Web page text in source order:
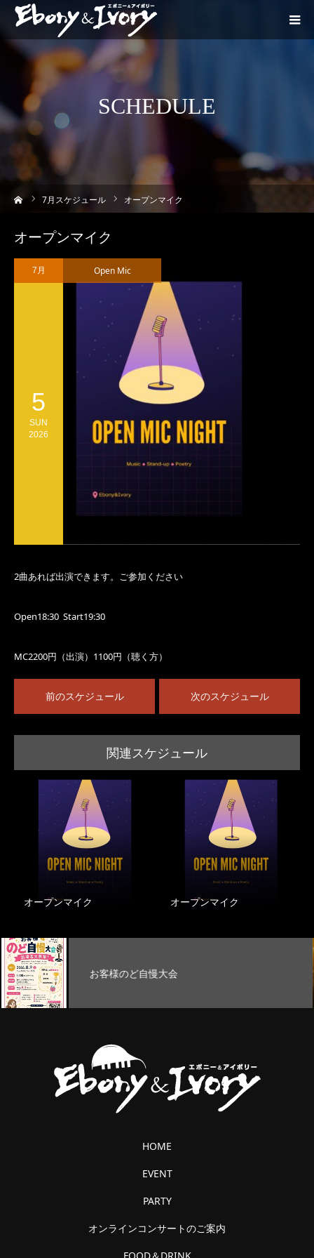
SCHEDULE
7月スケジュール オープンマイク
オープンマイク
7月
5
SUN
2026
Open Mic
2曲あれば出演できます。ご参加ください
Open18:30 Start19:30
MC2200円（出演）1100円（聴く方）
前のスケジュール 次のスケジュール
関連スケジュール
オープンマイク オープンマイク
客様のど自慢大会
HOME
EVENT
PARTY
オンラインコンサートのご案内
FOOD＆DRINK